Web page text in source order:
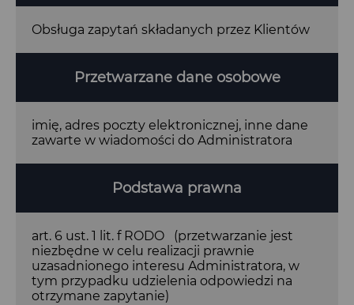
Obsługa zapytań składanych przez Klientów
Przetwarzane dane osobowe
imię, adres poczty elektronicznej, inne dane
zawarte w wiadomości do Administratora
Podstawa prawna
art. 6 ust. 1 lit. f RODO (przetwarzanie jest
niezbędne w celu realizacji prawnie
uzasadnionego interesu Administratora, w
tym przypadku udzielenia odpowiedzi na
otrzymane zapytanie)